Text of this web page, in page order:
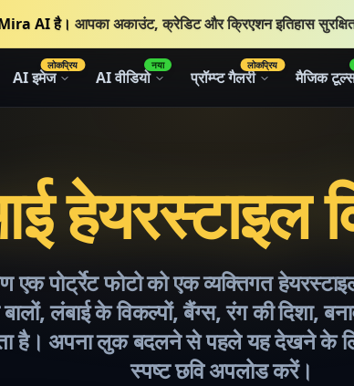
AI है। आपका अकाउंट, क्रेडिट और क्रिएशन इतिहास
AI इमेज
लोकप्रिय
AI वीडियो
नया
प्रॉम्प्ट गैलरी
लोकप्रिय
मैजिक
हेयरस्टाइल
पोर्ट्रेट फोटो को एक व्यक्तिगत
लंबाई के विकल्पों, बैंग्स, रंग की दिशा,
है। अपना लुक बदलने से पहले यह देखने के
स्पष्ट छवि अपलोड करें।